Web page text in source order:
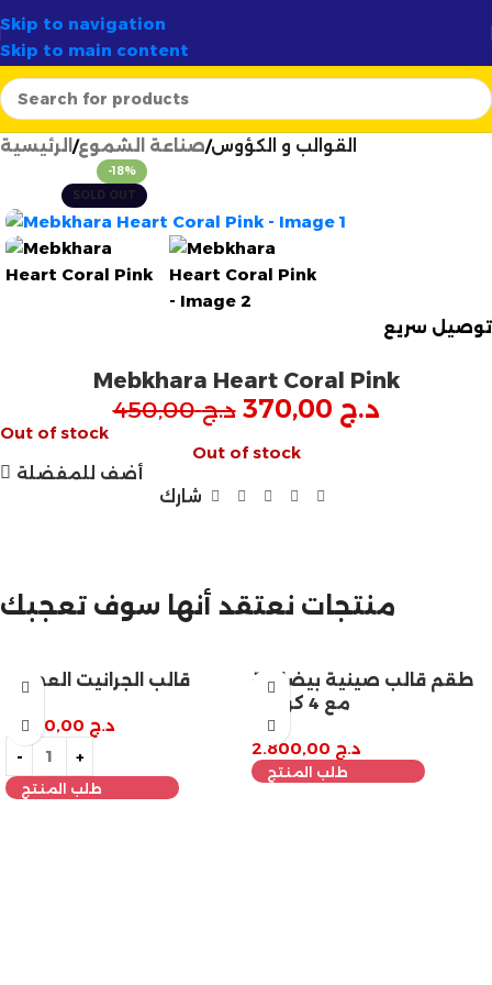
Skip to navigation
Skip to main content
✨الوجهة الأولى لصناع الشموع في الجزائر
الرئيسية صناعة الشموع القوالب و الكؤوس
-18%
SOLD OUT
توصيل سريع
Mebkhara Heart Coral Pink
د.ج450,00 د.ج
Out of stock
Out of stock
أضف للمفضلة
شارك
تخفيضات نهاية السنة
منتجات نعتقد أنها سوف تعجبك
قالب الجرانيت العصري
د.ج
طلب المنتج
طقم قالب صينية بيضاوية
مع 4 كوستر
د.ج
طلب المنتج